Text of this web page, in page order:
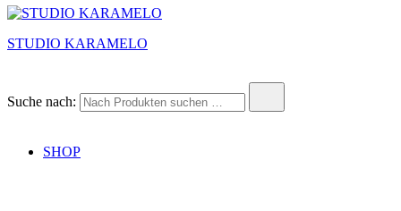
STUDIO KARAMELO
Suche nach:
SHOP